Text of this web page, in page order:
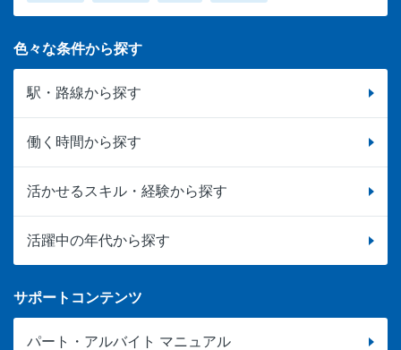
色々な条件から探す
駅・路線から探す
働く時間から探す
活かせるスキル・経験から探す
活躍中の年代から探す
サポートコンテンツ
パート・アルバイト マニュアル